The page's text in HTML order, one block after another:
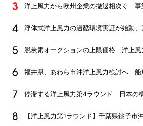
洋上風力から欧州企業の撤退相次ぐ 事
浮体式洋上風力の過酷環境実証が始動
脱炭素オークションの上限価格 洋上風
福井県、あわら市沖洋上風力検討へ 船
停滞する洋上風力第4ラウンド 日本の
【洋上風力第1ラウンド】千葉県銚子市